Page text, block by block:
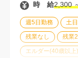
週5日勤務 土
残業なし 残業
エルダー(40歳以上
時 給2,300